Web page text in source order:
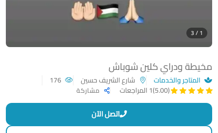
مخيطة ودراي كلين شوباش
المتاجر والخدمات شارع الشريف حسين
(5.00)
1 المراجعات مشاركة
1 / 3
اتصل الآن